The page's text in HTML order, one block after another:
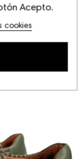
Acepto.
cookies